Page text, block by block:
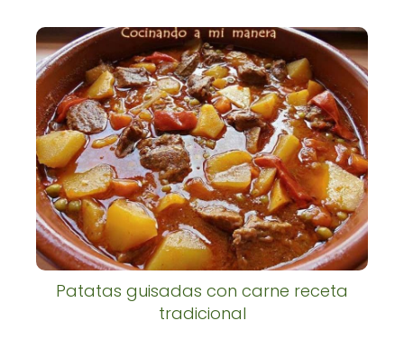
Patatas guisadas con carne receta
tradicional